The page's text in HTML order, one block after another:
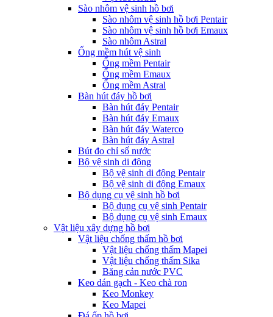
Sào nhôm vệ sinh hồ bơi
Sào nhôm vệ sinh hồ bơi Pentair
Sào nhôm vệ sinh hồ bơi Emaux
Sào nhôm Astral
Ống mềm hút vệ sinh
Ống mềm Pentair
Ống mềm Emaux
Ống mềm Astral
Bàn hút đáy hồ bơi
Bàn hút đáy Pentair
Bàn hút đáy Emaux
Bàn hút đáy Waterco
Bàn hút đáy Astral
Bút đo chỉ số nước
Bộ vệ sinh di động
Bộ vệ sinh di động Pentair
Bộ vệ sinh di động Emaux
Bộ dụng cụ vệ sinh hồ bơi
Bộ dụng cụ vệ sinh Pentair
Bộ dụng cụ vệ sinh Emaux
Vật liệu xây dựng hồ bơi
Vật liệu chống thấm hồ bơi
Vật liệu chống thấm Mapei
Vật liệu chống thấm Sika
Băng cản nước PVC
Keo dán gạch - Keo chà ron
Keo Monkey
Keo Mapei